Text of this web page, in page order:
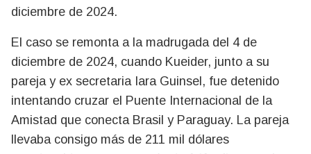
diciembre de 2024.
El caso se remonta a la madrugada del 4 de
diciembre de 2024, cuando Kueider, junto a su
pareja y ex secretaria Iara Guinsel, fue detenido
intentando cruzar el Puente Internacional de la
Amistad que conecta Brasil y Paraguay. La pareja
llevaba consigo más de 211 mil dólares